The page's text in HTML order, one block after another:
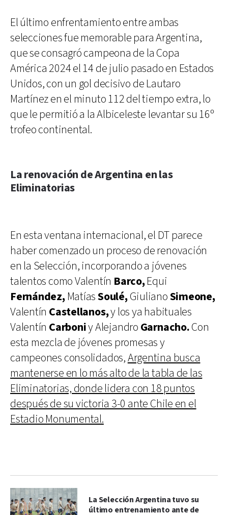
El último enfrentamiento entre ambas
selecciones fue memorable para Argentina,
que se consagró campeona de la Copa
América 2024 el 14 de julio pasado en Estados
Unidos, con un gol decisivo de Lautaro
Martínez en el minuto 112 del tiempo extra, lo
que le permitió a la Albiceleste levantar su 16º
trofeo continental.
La renovación de Argentina en las
Eliminatorias
En esta ventana internacional, el DT parece
haber comenzado un proceso de renovación
en la Selección, incorporando a jóvenes
talentos como Valentín Barco,Equi
Fernández,MatíasSoulé,GiulianoSimeone,
Valentín Castellanos,y los ya habituales
Valentín Carboniy Alejandro Garnacho.Con
esta mezcla de jóvenes promesas y
campeones consolidados,Argentina busca
mantenerse en lo más alto de la tabla de las
Eliminatorias, donde lidera con 18 puntos
después de su victoria 3-0 ante Chile en el
Estadio Monumental.
La Selección Argentina tuvo su
último entrenamiento ante de